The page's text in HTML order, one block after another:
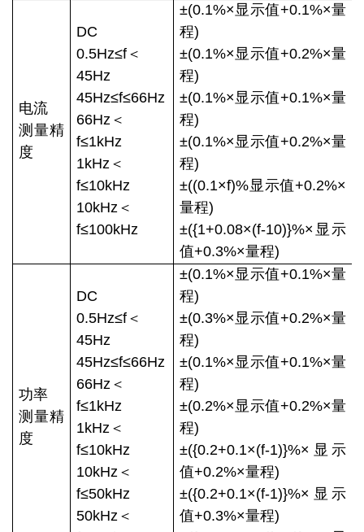
电流
测量精
度
DC
0.5Hz≤f＜
45Hz
45Hz≤f≤66Hz
66Hz＜
f≤1kHz
1kHz＜
f≤10kHz
10kHz＜
f≤100kHz
±(0.1%×显示值+0.1%×量
程)
±(0.1%×显示值+0.2%×量
程)
±(0.1%×显示值+0.1%×量
程)
±(0.1%×显示值+0.2%×量
程)
±((0.1×f)%显示值+0.2%×
量程)
±({1+0.08×(f-10)}%×显示
值+0.3%×量程)
功率
测量精
度
DC
0.5Hz≤f＜
45Hz
45Hz≤f≤66Hz
66Hz＜
f≤1kHz
1kHz＜
f≤10kHz
10kHz＜
f≤50kHz
50kHz＜
±(0.1%×显示值+0.1%×量
程)
±(0.3%×显示值+0.2%×量
程)
±(0.1%×显示值+0.1%×量
程)
±(0.2%×显示值+0.2%×量
程)
±({0.2+0.1×(f-1)}%×显示
值+0.2%×量程)
±({0.2+0.1×(f-1)}%×显示
值+0.3%×量程)